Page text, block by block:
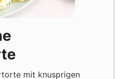
mit knusprigen